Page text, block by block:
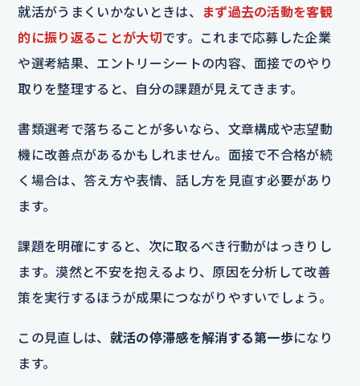
就活がうまくいかないときは、
まず過去の活動を客観
的に振り返ることが大切です。これまで応募した企業
や選考結果、エントリーシートの内容、面接でのやり
取りを整理すると、自分の課題が見えてきます。
書類選考で落ちることが多いなら、文章構成や志望動
機に改善点があるかもしれません。面接で不合格が続
く場合は、答え方や表情、話し方を見直す必要があり
ます。
課題を明確にすると、次に取るべき行動がはっきりし
ます。漠然と不安を抱えるより、原因を分析して改善
策を実行するほうが成果につながりやすいでしょう。
この見直しは、 就活の停滞感を解消する第一歩になり
ます。